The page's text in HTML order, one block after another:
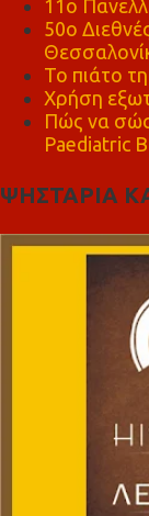
11ο
50ο
Το πιάτο
Χρήση
Πώς να
Paediatric
ΨΗΣΤΑΡΙΑ